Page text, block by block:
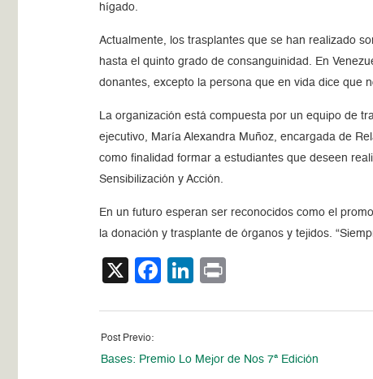
hígado.
Actualmente, los trasplantes que se han realizado
hasta el quinto grado de consanguinidad. En
donantes, excepto la persona que en vida dice que
La organización está compuesta por un equipo de
ejecutivo, María Alexandra Muñoz, encargada de
como finalidad formar a estudiantes que deseen
Sensibilización y Acción.
En un futuro esperan ser reconocidos como el
la donación y trasplante de órganos y tejidos.
X Facebook
LinkedIn
Post Previo:
Bases: Premio Lo Mejor de Nos 7ª Edición